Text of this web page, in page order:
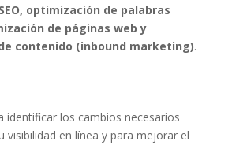
optimización de palabras
de páginas web y
contenido (inbound marketing).
identificar los cambios necesarios
visibilidad en línea y para mejorar el